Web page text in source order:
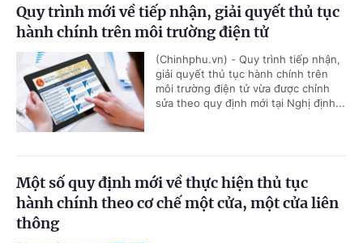
Quy trình mới về tiếp nhận, giải quyết thủ tục
hành chính trên môi trường điện tử
(Chinhphu.vn) - Quy trình tiếp nhận,
giải quyết thủ tục hành chính trên
môi trường điện tử vừa được chỉnh
sửa theo quy định mới tại Nghị định...
Một số quy định mới về thực hiện thủ tục
hành chính theo cơ chế một cửa, một cửa liên
thông